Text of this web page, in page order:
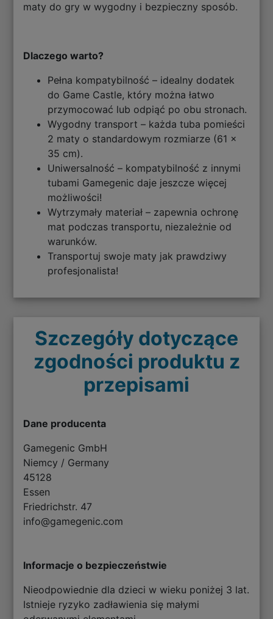
maty do gry w wygodny i bezpieczny sposób.
Dlaczego warto?
Pełna kompatybilność – idealny dodatek
do Game Castle, który można łatwo
przymocować lub odpiąć po obu stronach.
Wygodny transport – każda tuba pomieści
2 maty o standardowym rozmiarze (61 x
35 cm).
Uniwersalność – kompatybilność z innymi
tubami Gamegenic daje jeszcze więcej
możliwości!
Wytrzymały materiał – zapewnia ochronę
mat podczas transportu, niezależnie od
warunków.
Transportuj swoje maty jak prawdziwy
profesjonalista!
Szczegóły dotyczące
zgodności produktu z
przepisami
Dane producenta
Gamegenic GmbH
Niemcy / Germany
45128
Essen
Friedrichstr. 47
info@gamegenic.com
Informacje o bezpieczeństwie
Nieodpowiednie dla dzieci w wieku poniżej 3 lat.
Istnieje ryzyko zadławienia się małymi